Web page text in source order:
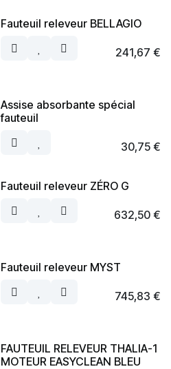
Fauteuil releveur BELLAGIO
241,67 €
Assise absorbante spécial
fauteuil
30,75€
Fauteuil releveur ZÉRO G
632,50€
Fauteuil releveur MYST
745,83 €
FAUTEUIL RELEVEUR THALIA-1
MOTEUR EASYCLEAN BLEU